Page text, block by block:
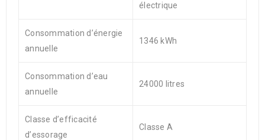
électrique
Consommation d’énergie
annuelle
1346 kWh
Consommation d’eau
annuelle
24000 litres
Classe d’efficacité
d’essorage
Classe A